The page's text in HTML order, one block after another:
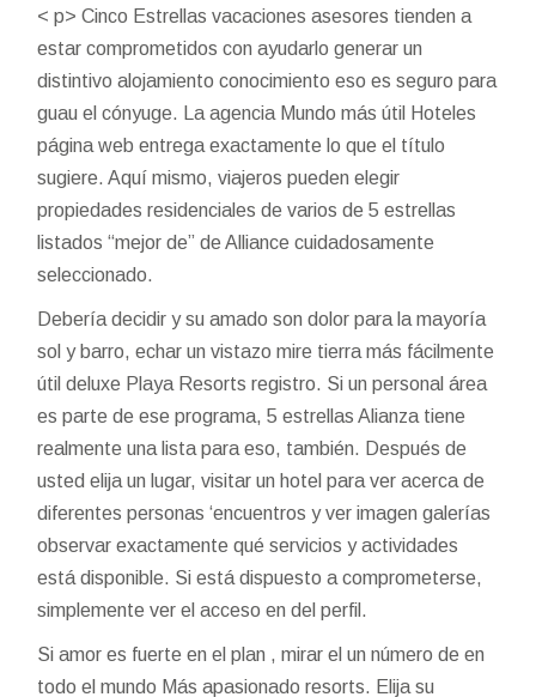
< p> Cinco Estrellas vacaciones asesores tienden a
estar comprometidos con ayudarlo generar un
distintivo alojamiento conocimiento eso es seguro para
guau el cónyuge. La agencia Mundo más útil Hoteles
página web entrega exactamente lo que el título
sugiere. Aquí mismo, viajeros pueden elegir
propiedades residenciales de varios de 5 estrellas
listados “mejor de” de Alliance cuidadosamente
seleccionado.
Debería decidir y su amado son dolor para la mayoría
sol y barro, echar un vistazo mire tierra más fácilmente
útil deluxe Playa Resorts registro. Si un personal área
es parte de ese programa, 5 estrellas Alianza tiene
realmente una lista para eso, también. Después de
usted elija un lugar, visitar un hotel para ver acerca de
diferentes personas ‘encuentros y ver imagen galerías
observar exactamente qué servicios y actividades
está disponible. Si está dispuesto a comprometerse,
simplemente ver el acceso en del perfil.
Si amor es fuerte en el plan , mirar el un número de en
todo el mundo Más apasionado resorts. Elija su